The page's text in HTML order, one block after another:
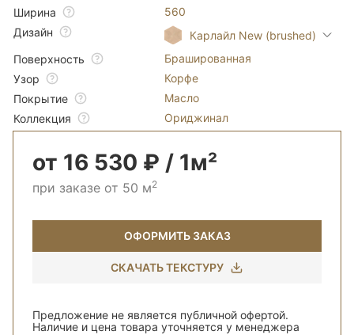
Ширина
560
Дизайн
Карлайл New (brushed)
Поверхность
Брашированная
Узор
Корфе
Покрытие
Масло
Коллекция
Ориджинал
от 16 530 ₽ / 1м²
при заказе от 50 м2
ОФОРМИТЬ ЗАКАЗ
СКАЧАТЬ ТЕКСТУРУ
Предложение не является публичной офертой.
Наличие и цена товара уточняется у менеджера